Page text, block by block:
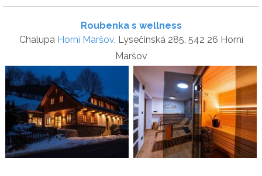
Roubenka s wellness
Chalupa Horní Maršov, Lysečinská 285, 542 26 Horní
Maršov